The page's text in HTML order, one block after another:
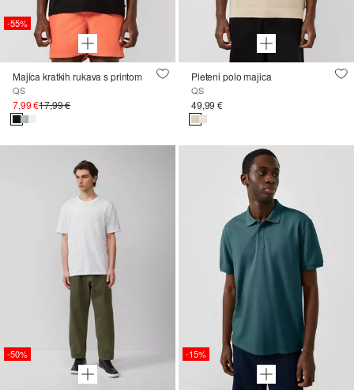
-55%
Majica kratkih rukava s printom
QS
7,99 €17,99 €
Pleteni polo majica
QS
49,99 €
-50% -15%